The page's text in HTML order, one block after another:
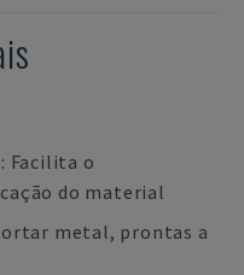
Facilita o
do material
metal, prontas a